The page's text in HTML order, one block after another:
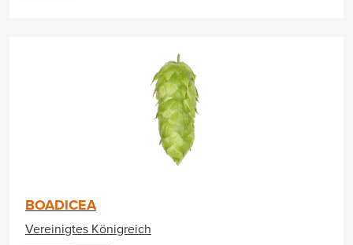
BOADICEA
Vereinigtes Königreich